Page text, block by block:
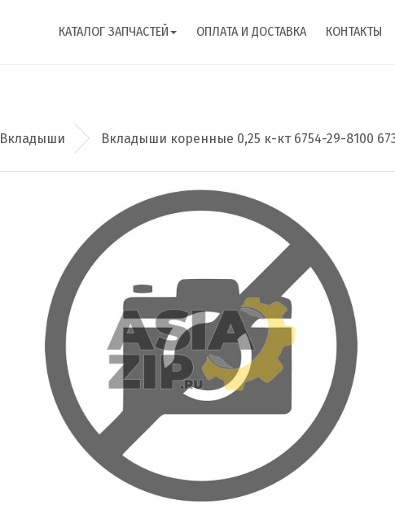
КАТАЛОГ ЗАПЧАСТЕЙ ОПЛАТА И ДОСТАВКА КОНТАКТЫ
Вкладыши Вкладыши коренные 0,25 к-кт 6754-29-8100